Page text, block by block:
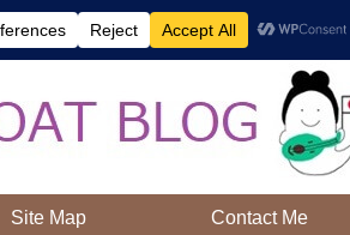
Site Map Contact Me